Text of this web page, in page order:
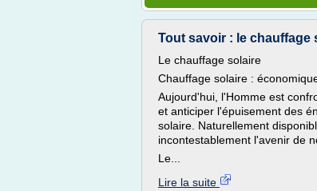
Tout savoir : le chauffage
Le chauffage solaire
Chauffage solaire :
Aujourd'hui, l'Homme est
et anticiper l'épuisement des
solaire. Naturellement
incontestablement l'avenir de
Le...
Lire la suite